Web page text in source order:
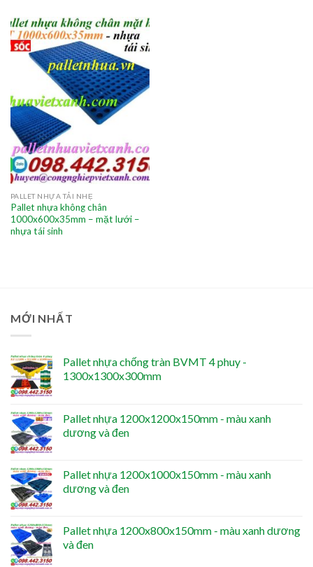
PALLET NHỰA TẢI NHẸ
Pallet nhựa không chân
1000x600x35mm – mặt lưới –
nhựa tái sinh
MỚI NHẤT
Pallet nhựa chống tràn BVMT 4 phuy -
1300x1300x300mm
Pallet nhựa 1200x1200x150mm - màu xanh
dương và đen
Pallet nhựa 1200x1000x150mm - màu xanh
dương và đen
Pallet nhựa 1200x800x150mm - màu xanh dương
và đen